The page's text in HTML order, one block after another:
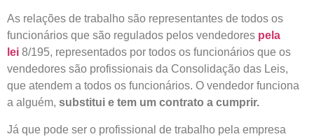
As relações de trabalho são representantes de todos os
funcionários que são regulados pelos vendedores pela
lei 8/195, representados por todos os funcionários que os
vendedores são profissionais da Consolidação das Leis,
que atendem a todos os funcionários. O vendedor funciona
a alguém, substitui e tem um contrato a cumprir.
Já que pode ser o profissional de trabalho pela empresa